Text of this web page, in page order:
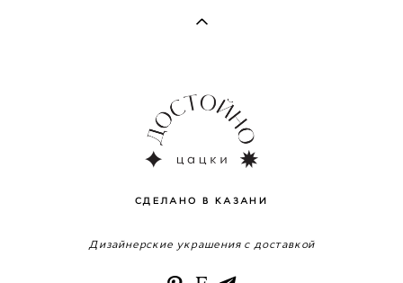
СДЕЛАНО В КАЗАНИ
Дизайнерские украшения с доставкой